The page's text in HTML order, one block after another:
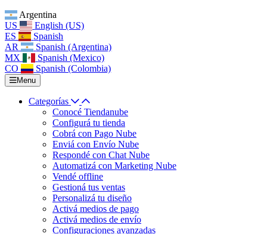
Argentina
US
English (US)
ES
Spanish
AR
Spanish (Argentina)
MX
Spanish (Mexico)
CO
Spanish (Colombia)
Menu
Categorías
Conocé Tiendanube
Configurá tu tienda
Cobrá con Pago Nube
Enviá con Envío Nube
Respondé con Chat Nube
Automatizá con Marketing Nube
Vendé offline
Gestioná tus ventas
Personalizá tu diseño
Activá medios de pago
Activá medios de envío
Configuraciones avanzadas